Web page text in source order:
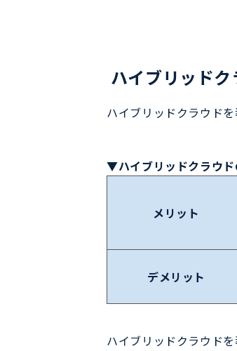
ハイブリッド
ハイブリッドクラウド
▼ハイブリッドクラウ
メリット
デメリット
ハイブリッドクラウド